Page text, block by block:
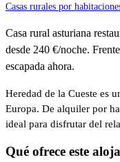
Casas rurales por
Casa rural asturiana
desde 240 €/noche.
escapada ahora.
Heredad de la Cueste es
Europa. De alquiler por
ideal para disfrutar del
Qué ofrece este